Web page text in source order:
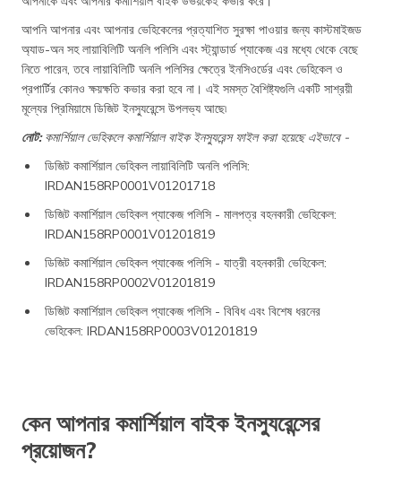
আপনি আপনার এবং আপনার ভেহিকেলের প্রত্যাশিত সুরক্ষা পাওয়ার জন্য কাস্টমাইজড
অ্যাড-অন সহ লায়াবিলিটি অনলি পলিসি এবং স্ট্যান্ডার্ড প্যাকেজ এর মধ্যে থেকে বেছে
নিতে পারেন, তবে লায়াবিলিটি অনলি পলিসির ক্ষেত্রে ইনসিওর্ডের এবং ভেহিকেল ও
প্রপার্টির কোনও ক্ষয়ক্ষতি কভার করা হবে না। এই সমস্ত বৈশিষ্ট্যগুলি একটি সাশ্রয়ী
মূল্যের প্রিমিয়ামে ডিজিট ইনস্যুরেন্সে উপলভ্য আছে৷
নোট:কমার্শিয়াল ভেহিকলে কমার্শিয়াল বাইক ইনস্যুরেন্স ফাইল করা হয়েছে এইভাবে -
ডিজিট কমার্শিয়াল ভেহিকল লায়াবিলিটি অনলি পলিসি:
IRDAN158RP0001V01201718
ডিজিট কমার্শিয়াল ভেহিকল প্যাকেজ পলিসি - মালপত্র বহনকারী ভেহিকেল:
IRDAN158RP0001V01201819
ডিজিট কমার্শিয়াল ভেহিকল প্যাকেজ পলিসি - যাত্রী বহনকারী ভেহিকেল:
IRDAN158RP0002V01201819
ডিজিট কমার্শিয়াল ভেহিকল প্যাকেজ পলিসি - বিবিধ এবং বিশেষ ধরনের
ভেহিকেল: IRDAN158RP0003V01201819
কেন আপনার কমার্শিয়াল বাইক ইনস্যুরেন্সের
প্রয়োজন?